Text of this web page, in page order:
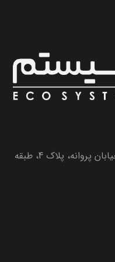
تهران، بزرگراه جلال آل احمد، خیابان پروانه، پلاک 4، طبقه